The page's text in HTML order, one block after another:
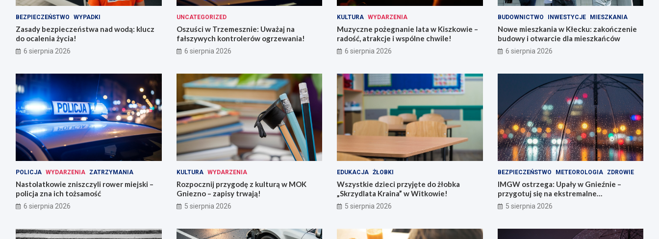
BEZPIECZEŃSTWO WYPADKI
Zasady bezpieczeństwa nad wodą: klucz
do ocalenia życia!
6 sierpnia 2026
UNCATEGORIZED
Oszuści w Trzemesznie: Uważaj na
fałszywych kontrolerów ogrzewania!
6 sierpnia 2026
KULTURA WYDARZENIA
Muzyczne pożegnanie lata w Kiszkowie –
radość, atrakcje i wspólne chwile!
6 sierpnia 2026
BUDOWNICTWO INWESTYCJE MIESZKANIA
Nowe mieszkania w Kłecku: zakończenie
budowy i otwarcie dla mieszkańców
6 sierpnia 2026
POLICJA WYDARZENIA ZATRZYMANIA
Nastolatkowie zniszczyli rower miejski –
policja zna ich tożsamość
6 sierpnia 2026
KULTURA WYDARZENIA
Rozpocznij przygodę z kulturą w MOK
Gniezno – zapisy trwają!
5 sierpnia 2026
EDUKACJA ŻŁOBKI
Wszystkie dzieci przyjęte do żłobka
„Skrzydlata Kraina” w Witkowie!
5 sierpnia 2026
BEZPIECZEŃSTWO METEOROLOGIA ZDROWIE
IMGW ostrzega: Upały w Gnieźnie –
przygotuj się na ekstremalne
temperatury!
5 sierpnia 2026